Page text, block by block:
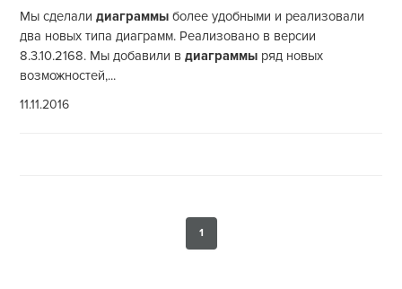
Мы сделалидиаграммы более удобными и реализовали
два новых типа диаграмм. Реализовано в версии
8.3.10.2168. Мы добавили вдиаграммы ряд новых
возможностей,...
11.11.2016
1